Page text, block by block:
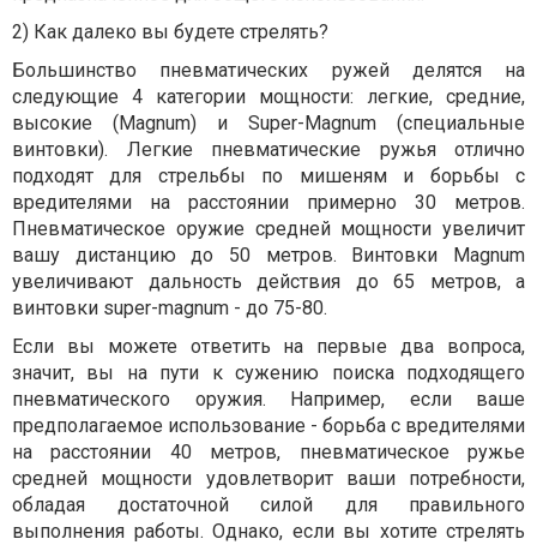
2) Как далеко вы будете стрелять?
Большинство пневматических ружей делятся на
следующие 4 категории мощности: легкие, средние,
высокие (Magnum) и Super-Magnum (специальные
винтовки). Легкие пневматические ружья отлично
подходят для стрельбы по мишеням и борьбы с
вредителями на расстоянии примерно 30 метров.
Пневматическое оружие средней мощности увеличит
вашу дистанцию ​​до 50 метров. Винтовки Magnum
увеличивают дальность действия до 65 метров, а
винтовки super-magnum - до 75-80.
Если вы можете ответить на первые два вопроса,
значит, вы на пути к сужению поиска подходящего
пневматического оружия. Например, если ваше
предполагаемое использование - борьба с вредителями
на расстоянии 40 метров, пневматическое ружье
средней мощности удовлетворит ваши потребности,
обладая достаточной силой для правильного
выполнения работы. Однако, если вы хотите стрелять